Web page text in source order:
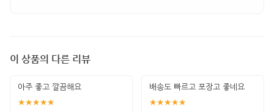
이 상품의 다른 리뷰
아주 좋고 깔끔해요
★★★★★
배송도 빠르고 포장고 좋네요
★★★★★